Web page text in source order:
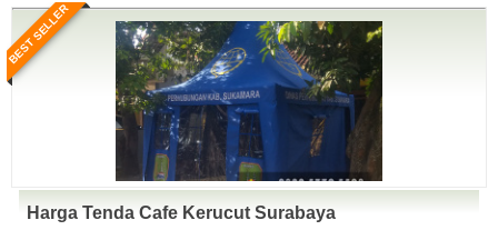
BEST SELLER
Harga Tenda Cafe Kerucut Surabaya